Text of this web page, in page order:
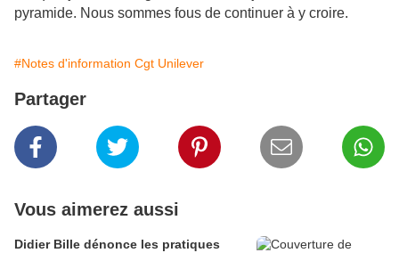
pyramide. Nous sommes fous de continuer à y croire.
#Notes d'information Cgt Unilever
Partager
Vous aimerez aussi
Didier Bille dénonce les pratiques